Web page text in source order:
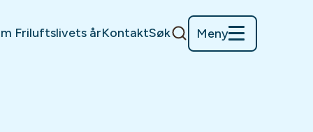
Friluftslivets årKontaktSøk Meny